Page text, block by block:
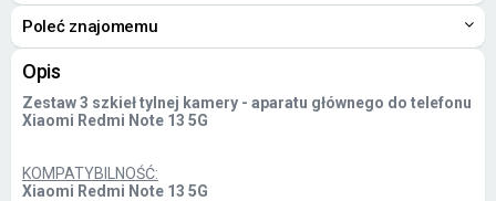
Poleć znajomemu
Opis
Zestaw 3 szkieł tylnej kamery - aparatu głównego do telefonu
Xiaomi Redmi Note 13 5G
KOMPATYBILNOŚĆ:
Xiaomi Redmi Note 13 5G